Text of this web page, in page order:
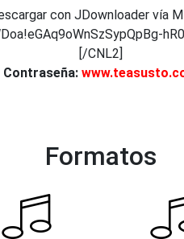
con JDownloader vía
[/CNL2]
Contraseña:
Formatos